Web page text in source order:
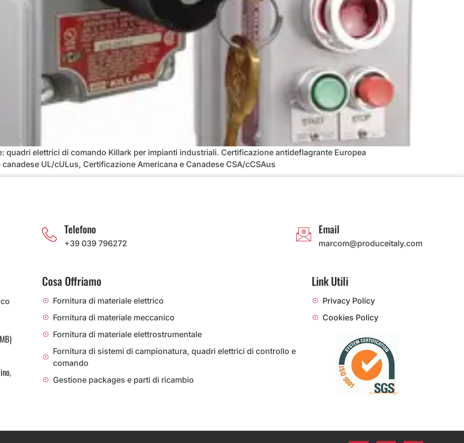
quadri elettrici di comando Killark per impianti industriali. Certificazione antideflagrante Europea
UL/cULus, Certificazione Americana e Canadese CSA/cCSAus
Telefono
+39 039 796272
Email
marcom@produceitaly.com
Cosa Offriamo
Fornitura di materiale elettrico
Fornitura di materiale meccanico
Fornitura di materiale elettrostrumentale
Fornitura di sistemi di campionatura, quadri elettrici di controllo e
comando
Gestione packages e parti di ricambio
Link Utili
Privacy Policy
Cookies Policy